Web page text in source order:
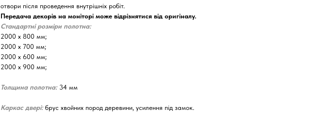
отвори після проведення внутрішніх робіт.
Передача декорів на моніторі може відрізнятися від оригіналу.
Стандартні розміри полотна:
2000 х 800 мм;
2000 х 700 мм;
2000 х 600 мм;
2000 х 900 мм;
Толщина полотна: 34 мм
Каркас двері: брус хвойних пород деревини, усилення під замок.